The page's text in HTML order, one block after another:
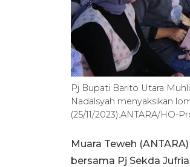
Pj Bupati Barito Utara
Nadalsyah menyaksikan
(25/11/2023).ANTARA/HO-
Muara Teweh
bersama Pj Sekda